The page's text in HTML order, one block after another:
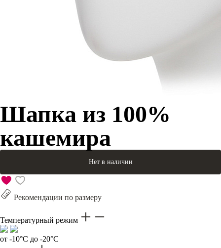
Шапка из 100%
кашемира
Нет в наличии
Рекомендации по размеру
Температурный режим
от -10°C до -20°C